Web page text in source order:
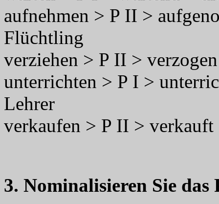
aufnehmen > P II >
Flüchtling
verziehen > P II >
unterrichten > P I >
Lehrer
verkaufen > P II >
3. Nominalisieren Sie das